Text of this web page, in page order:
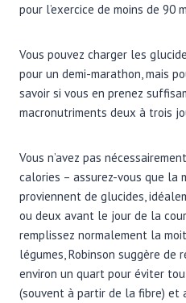
pour l’exercice de moins de 90
Vous pouvez charger les
pour un demi-marathon, mais
savoir si vous en prenez
macronutriments deux à trois
Vous n’avez pas
calories – assurez-vous que la
proviennent de glucides,
ou deux avant le jour de la
remplissez normalement la
légumes, Robinson suggère
environ un quart pour éviter
(souvent à partir de la fibre)